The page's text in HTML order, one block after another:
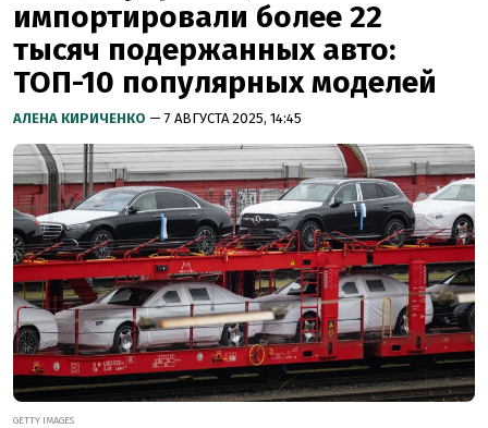
импортировали более 22
тысяч подержанных авто:
ТОП-10 популярных моделей
АЛЕНА КИРИЧЕНКО — 7 АВГУСТА 2025, 14:45
GETTY IMAGES